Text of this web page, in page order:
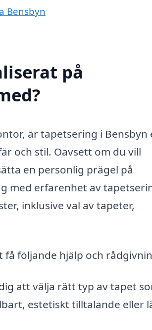
Bensbyn
på
är tapetsering i Bensbyn
och stil. Oavsett om du vill
en personlig prägel på
med erfarenhet av
inklusive val av tapeter,
följande hjälp och
att välja rätt typ av tapet
estetiskt tilltalande eller